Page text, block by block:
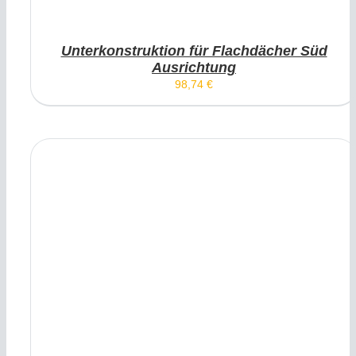
Unterkonstruktion für Flachdächer Süd
Ausrichtung
98,74 €